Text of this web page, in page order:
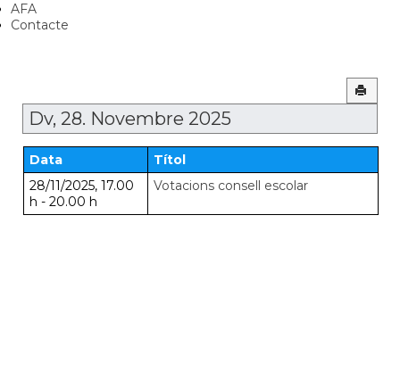
AFA
Contacte
Dv, 28. Novembre 2025
Data
Títol
28/11/2025, 17.00
h - 20.00 h
Votacions consell escolar